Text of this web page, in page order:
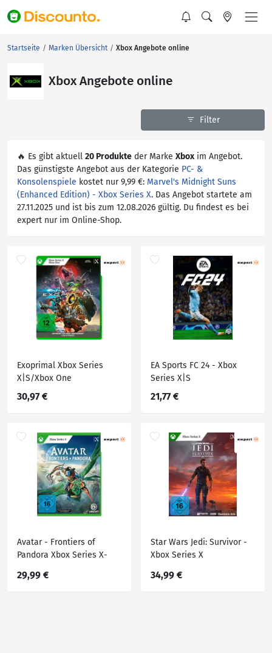
Startseite Marken Übersicht Xbox Angebote online
Xbox Angebote online
Filter
🔥 Es gibt aktuell 20 Produkte der Marke Xbox im Angebot.
Das günstigste Angebot aus der Kategorie PC- &
Konsolenspiele kostet nur 9,99 €: Marvel's Midnight Suns
(Enhanced Edition) - Xbox Series X. Das Angebot startete am
27.11.2025 und ist bis zum 12.08.2026 gültig. Du findest es bei
expert nur im Online-Shop.
Exoprimal Xbox Series
X|S/Xbox One
30,97 €
EA Sports FC 24 - Xbox
Series X|S
21,77 €
Avatar - Frontiers of
Pandora Xbox Series X-
29,99 €
Star Wars Jedi: Survivor -
Xbox Series X
34,99 €